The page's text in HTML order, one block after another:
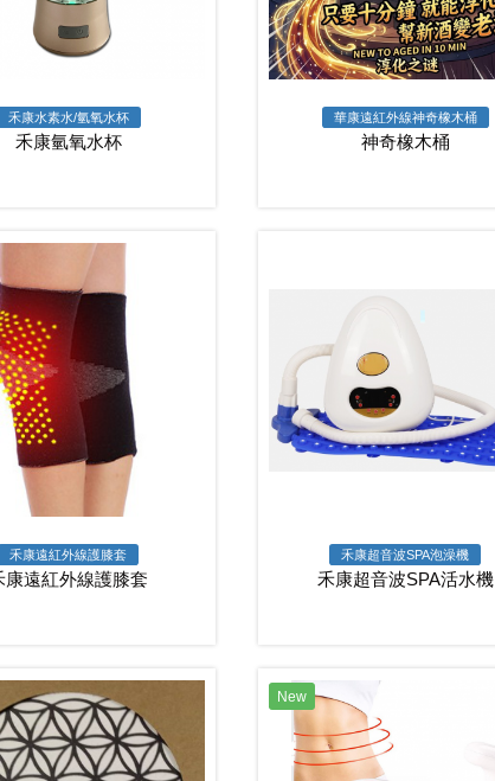
禾康水素水/氫氧水杯
禾康氫氧水杯
華康遠紅外線神奇橡木桶
神奇橡木桶
禾康遠紅外線護膝套
康遠紅外線護膝套
禾康超音波SPA泡澡機
禾康超音波SPA活水機
New